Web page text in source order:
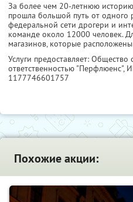
За более чем 20-летнюю
прошла большой путь от одного
федеральной сети дрогери и
команде около 12000 человек.
магазинов, которые
Услуги предоставляет: Общество
ответственностью "Перфлюенс",
1177746601757
Похожие акции: